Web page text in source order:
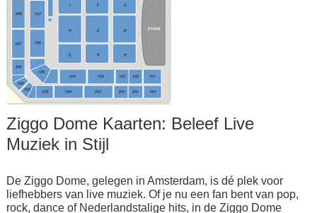
Ziggo Dome Kaarten: Beleef Live
Muziek in Stijl
De Ziggo Dome, gelegen in Amsterdam, is dé plek voor
liefhebbers van live muziek. Of je nu een fan bent van pop,
rock, dance of Nederlandstalige hits, in de Ziggo Dome